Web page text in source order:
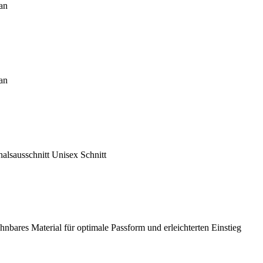
Unisex Schnitt
Material für optimale Passform und erleichterten Einstieg